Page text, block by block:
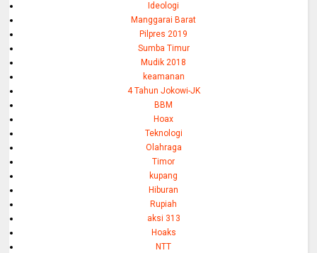
Ideologi
Manggarai Barat
Pilpres 2019
Sumba Timur
Mudik 2018
keamanan
4 Tahun Jokowi-JK
BBM
Hoax
Teknologi
Olahraga
Timor
kupang
Hiburan
Rupiah
aksi 313
Hoaks
NTT